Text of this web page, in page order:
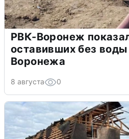
РВК-Воронеж
оставивших без
Воронежа
8 августа 0